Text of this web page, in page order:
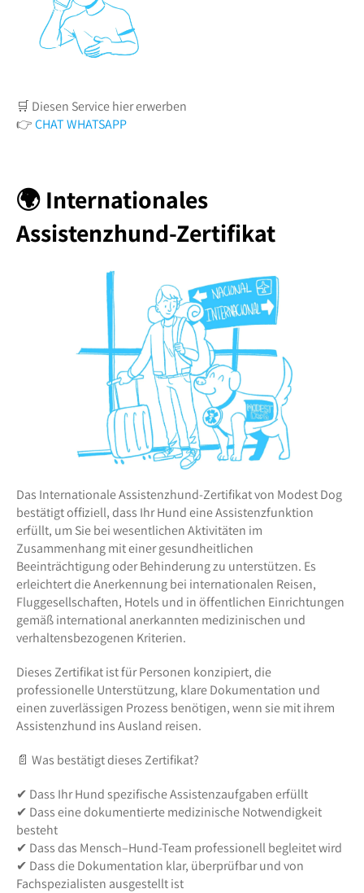
🛒 Diesen Service hier erwerben
👉CHAT WHATSAPP
🌍 Internationales
Assistenzhund-Zertifikat
Das Internationale Assistenzhund-Zertifikat von Modest Dog
bestätigt offiziell, dass Ihr Hund eine Assistenzfunktion
erfüllt, um Sie bei wesentlichen Aktivitäten im
Zusammenhang mit einer gesundheitlichen
Beeinträchtigung oder Behinderung zu unterstützen. Es
erleichtert die Anerkennung bei internationalen Reisen,
Fluggesellschaften, Hotels und in öffentlichen Einrichtungen
gemäß international anerkannten medizinischen und
verhaltensbezogenen Kriterien.
Dieses Zertifikat ist für Personen konzipiert, die
professionelle Unterstützung, klare Dokumentation und
einen zuverlässigen Prozess benötigen, wenn sie mit ihrem
Assistenzhund ins Ausland reisen.
📄 Was bestätigt dieses Zertifikat?
✔ Dass Ihr Hund spezifische Assistenzaufgaben erfüllt
✔ Dass eine dokumentierte medizinische Notwendigkeit
besteht
✔ Dass das Mensch–Hund-Team professionell begleitet wird
✔ Dass die Dokumentation klar, überprüfbar und von
Fachspezialisten ausgestellt ist